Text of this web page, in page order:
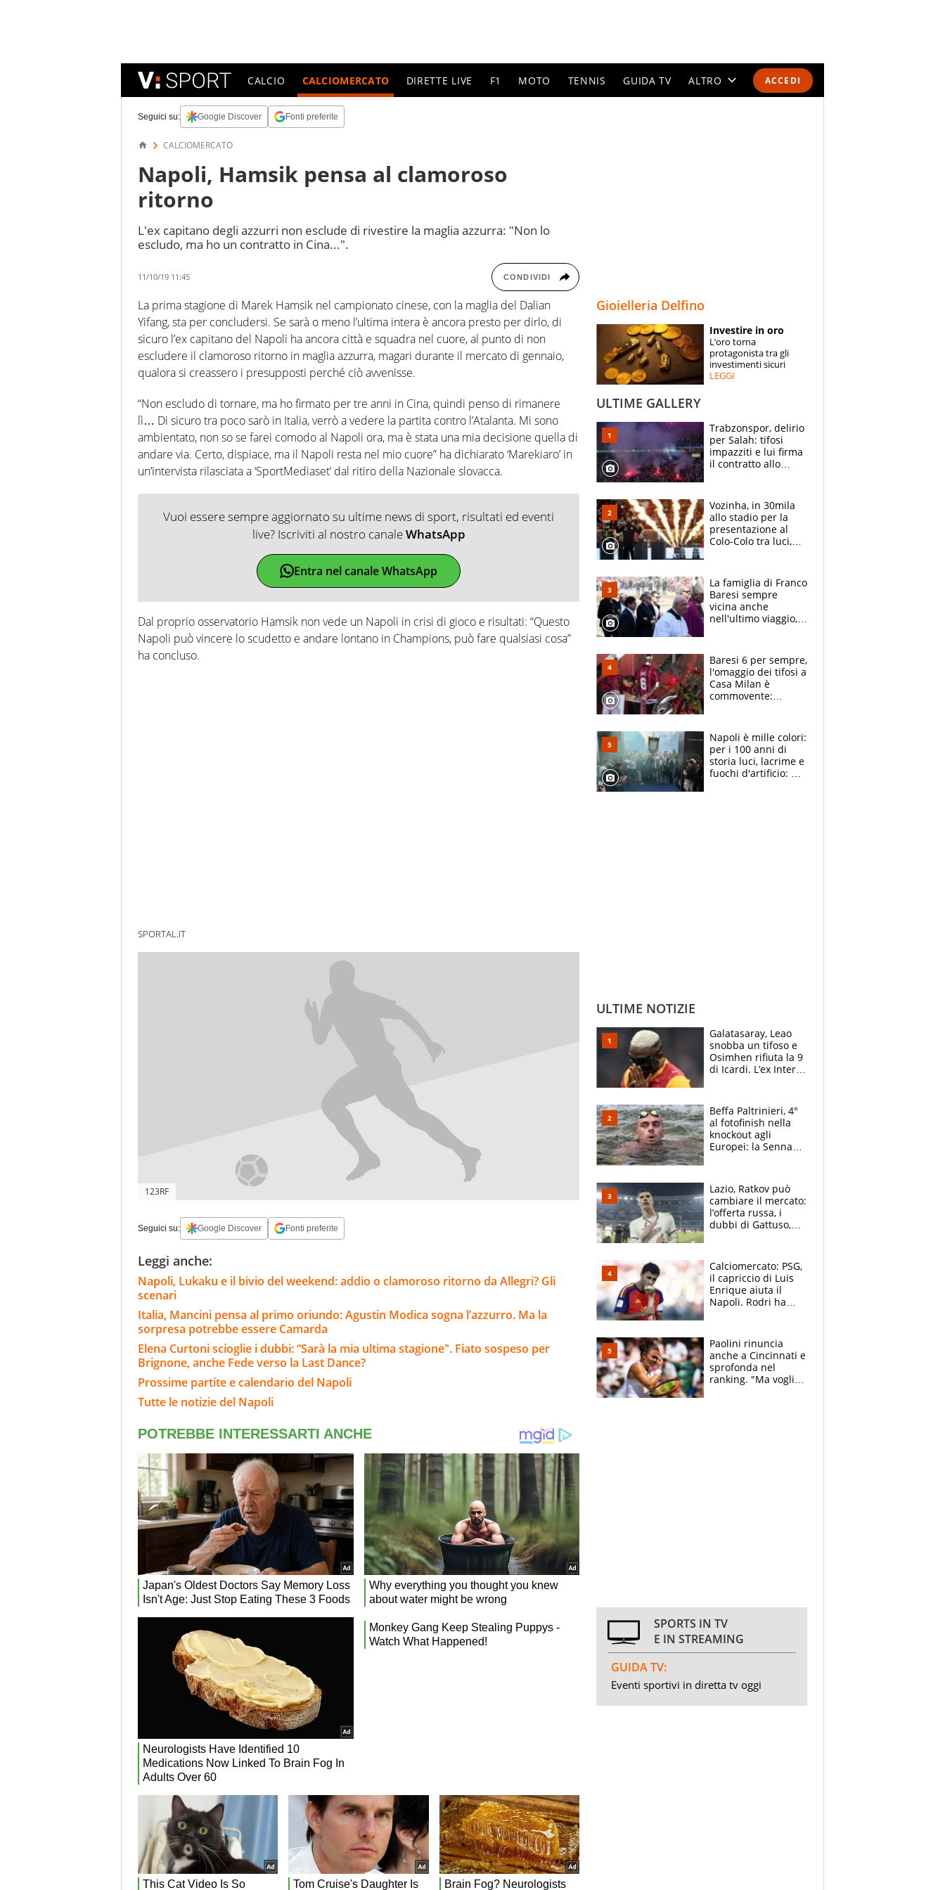
ACCEDI
CALCIO CALCIOMERCATO DIRETTE LIVE F1 MOTO TENNIS GUIDA TV ALTRO
SPECIALI
ESPERTI
Seguici su: Google Discover Fonti preferite
CALCIOMERCATO
Napoli, Hamsik pensa al clamoroso
ritorno
L'ex capitano degli azzurri non esclude di rivestire la maglia azzurra: "Non lo
escludo, ma ho un contratto in Cina...".
11/10/19 11:45 CONDIVIDI
La prima stagione di Marek Hamsik nel campionato cinese, con la maglia del Dalian
Yifang, sta per concludersi. Se sarà o meno l’ultima intera è ancora presto per dirlo, di
sicuro l’ex capitano del Napoli ha ancora città e squadra nel cuore, al punto di non
escludere il clamoroso ritorno in maglia azzurra, magari durante il mercato di gennaio,
qualora si creassero i presupposti perché ciò avvenisse.
“Non escludo di tornare, ma ho firmato per tre anni in Cina, quindi penso di rimanere
lì… Di sicuro tra poco sarò in Italia, verrò a vedere la partita contro l’Atalanta. Mi sono
ambientato, non so se farei comodo al Napoli ora, ma è stata una mia decisione quella di
andare via. Certo, dispiace, ma il Napoli resta nel mio cuore” ha dichiarato ‘Marekiaro’ in
un’intervista rilasciata a ‘SportMediaset’ dal ritiro della Nazionale slovacca.
Vuoi essere sempre aggiornato su ultime news di sport, risultati ed eventi
live? Iscriviti al nostro canaleWhatsApp
Entra nel canale WhatsApp
Dal proprio osservatorio Hamsik non vede un Napoli in crisi di gioco e risultati: “Questo
Napoli può vincere lo scudetto e andare lontano in Champions, può fare qualsiasi cosa”
ha concluso.
SPORTAL.IT
123RF
Seguici su: Google Discover Fonti preferite
Leggi anche:
Napoli, Lukaku e il bivio del weekend: addio o clamoroso ritorno da Allegri? Gli
scenari
Italia, Mancini pensa al primo oriundo: Agustin Modica sogna l’azzurro. Ma la
sorpresa potrebbe essere Camarda
Elena Curtoni scioglie i dubbi: “Sarà la mia ultima stagione". Fiato sospeso per
Brignone, anche Fede verso la Last Dance?
Prossime partite e calendario del Napoli
Tutte le notizie del Napoli
Gioielleria Delfino
Investire in oro
L’oro torna
protagonista tra gli
investimenti sicuri
LEGGI
ULTIME GALLERY
Trabzonspor, delirio
per Salah: tifosi
impazziti e lui firma
il contratto allo
Vozinha, in 30mila
allo stadio per la
presentazione al
Colo-Colo tra luci,
La famiglia di Franco
Baresi sempre
vicina anche
nell'ultimo viaggio,
circondati
dall'affetto dei tifosi
Baresi 6 per sempre,
l'omaggio dei tifosi a
Casa Milan è
commovente:
bigliettini
Napoli è mille colori:
per i 100 anni di
storia luci, lacrime e
fuochi d'artificio: De
ULTIME NOTIZIE
Galatasaray, Leao
snobba un tifoso e
Osimhen rifiuta la 9
di Icardi. L’ex Inter
Beffa Paltrinieri, 4°
al fotofinish nella
knockout agli
Europei: la Senna
Lazio, Ratkov può
cambiare il mercato:
l’offerta russa, i
dubbi di Gattuso,
Calciomercato: PSG,
il capriccio di Luis
Enrique aiuta il
Napoli. Rodri ha
Fernandez
Paolini rinuncia
anche a Cincinnati e
sprofonda nel
ranking. "Ma voglio
SPORTS IN TV
E IN STREAMING
GUIDA TV:
Eventi sportivi in diretta tv oggi